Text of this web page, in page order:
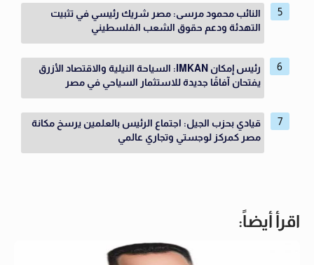
النائب محمود مرسى: مصر شريك رئيسي في تثبيت
التهدئة ودعم حقوق الشعب الفلسطيني
رئيس إمكان IMKAN: السياحة النيلية والاقتصاد الأزرق
يفتحان آفاقًا جديدة للاستثمار السياحي في مصر
قيادي بحزب الجيل: اجتماع الرئيس بالعلمين يرسخ مكانة
مصر كمركز لوجستي وتجاري عالمي
اقرأ أيضاً: